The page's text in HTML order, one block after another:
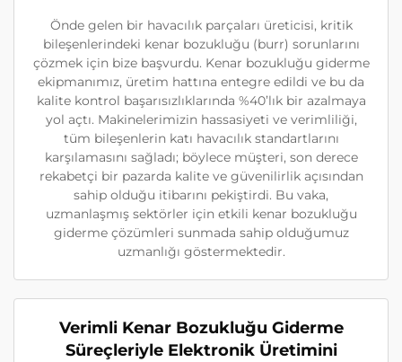
Önde gelen bir havacılık parçaları üreticisi, kritik
bileşenlerindeki kenar bozukluğu (burr) sorunlarını
çözmek için bize başvurdu. Kenar bozukluğu giderme
ekipmanımız, üretim hattına entegre edildi ve bu da
kalite kontrol başarısızlıklarında %40’lık bir azalmaya
yol açtı. Makinelerimizin hassasiyeti ve verimliliği,
tüm bileşenlerin katı havacılık standartlarını
karşılamasını sağladı; böylece müşteri, son derece
rekabetçi bir pazarda kalite ve güvenilirlik açısından
sahip olduğu itibarını pekiştirdi. Bu vaka,
uzmanlaşmış sektörler için etkili kenar bozukluğu
giderme çözümleri sunmada sahip olduğumuz
uzmanlığı göstermektedir.
Verimli Kenar Bozukluğu Giderme
Süreçleriyle Elektronik Üretimini